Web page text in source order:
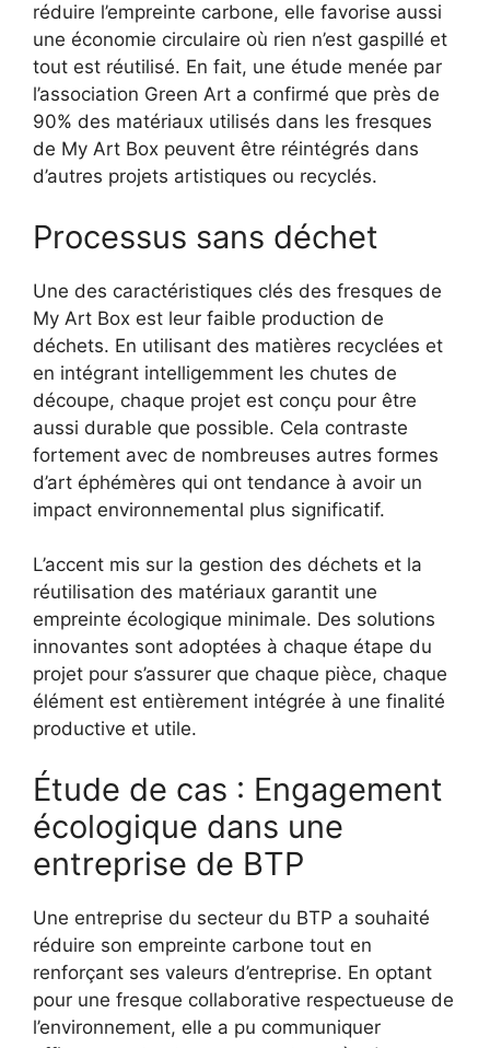
réduire l’empreinte carbone, elle favorise aussi
une économie circulaire où rien n’est gaspillé et
tout est réutilisé. En fait, une étude menée par
l’association Green Art a confirmé que près de
90% des matériaux utilisés dans les fresques
de My Art Box peuvent être réintégrés dans
d’autres projets artistiques ou recyclés.
Processus sans déchet
Une des caractéristiques clés des fresques de
My Art Box est leur faible production de
déchets. En utilisant des matières recyclées et
en intégrant intelligemment les chutes de
découpe, chaque projet est conçu pour être
aussi durable que possible. Cela contraste
fortement avec de nombreuses autres formes
d’art éphémères qui ont tendance à avoir un
impact environnemental plus significatif.
L’accent mis sur la gestion des déchets et la
réutilisation des matériaux garantit une
empreinte écologique minimale. Des solutions
innovantes sont adoptées à chaque étape du
projet pour s’assurer que chaque pièce, chaque
élément est entièrement intégrée à une finalité
productive et utile.
Étude de cas : Engagement
écologique dans une
entreprise de BTP
Une entreprise du secteur du BTP a souhaité
réduire son empreinte carbone tout en
renforçant ses valeurs d’entreprise. En optant
pour une fresque collaborative respectueuse de
l’environnement, elle a pu communiquer